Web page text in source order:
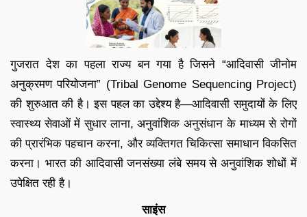
गुजरात देश का पहला राज्य बन गया है जिसने “आदिवासी जीनोम
अनुक्रमण परियोजना” (Tribal Genome Sequencing Project)
की शुरुआत की है। इस पहल का उद्देश्य है—आदिवासी समुदायों के लिए
स्वास्थ्य सेवाओं में सुधार लाना, अनुवांशिक अनुसंधान के माध्यम से रोगों
की प्रारंभिक पहचान करना, और व्यक्तिगत चिकित्सा समाधान विकसित
करना। भारत की आदिवासी जनसंख्या लंबे समय से अनुवांशिक शोधों में
उपेक्षित रही है।
साइंस